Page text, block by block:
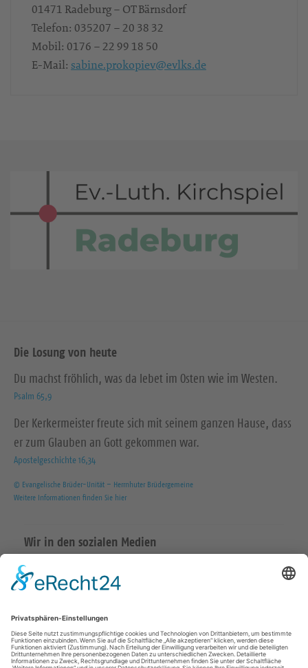
01471 Radeburg – OT Bärnsdorf
Telefon: 035207 – 20 38 32
Mobil: 0176 – 22 99 18 50
E-Mail: sabine.prokopiev@evlks.de
Die Losung von heute
Du machst fröhlich, was da lebet im Osten wie im Westen.
Psalm 65,9
Der Kerkermeister freute sich mit seinem ganzen Hause, dass
er zum Glauben an Gott gekommen war.
Apostelgeschichte 16,34
© Evangelische Brüder-Unität – Herrnhuter Brüdergemeine
Weitere Informationen finden Sie hier
Wir in den sozialen Medien
035208 – 23 33 ksp.radeburg@evlks.de